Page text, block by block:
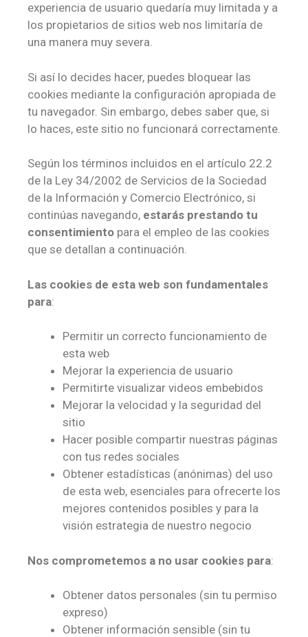
experiencia de usuario quedaría muy limitada y a
los propietarios de sitios web nos limitaría de
una manera muy severa.
Si así lo decides hacer, puedes bloquear las
cookies mediante la configuración apropiada de
tu navegador. Sin embargo, debes saber que, si
lo haces, este sitio no funcionará correctamente.
Según los términos incluidos en el artículo 22.2
de la Ley 34/2002 de Servicios de la Sociedad
de la Información y Comercio Electrónico, si
continúas navegando, estarás prestando tu
consentimiento para el empleo de las cookies
que se detallan a continuación.
Las cookies de esta web son fundamentales
para:
Permitir un correcto funcionamiento de
esta web
Mejorar la experiencia de usuario
Permitirte visualizar videos embebidos
Mejorar la velocidad y la seguridad del
sitio
Hacer posible compartir nuestras páginas
con tus redes sociales
Obtener estadísticas (anónimas) del uso
de esta web, esenciales para ofrecerte los
mejores contenidos posibles y para la
visión estrategia de nuestro negocio
Nos comprometemos a no usar cookies para:
Obtener datos personales (sin tu permiso
expreso)
Obtener información sensible (sin tu